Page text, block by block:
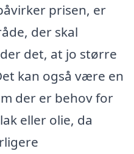
prisen, er
der skal
det, at jo større
kan også være en
der er behov for
eller olie, da